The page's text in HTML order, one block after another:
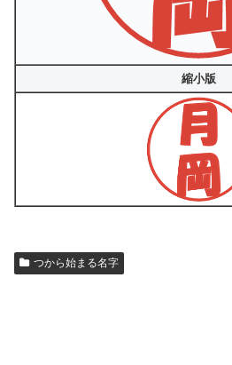
縮小版
つから始まる名字